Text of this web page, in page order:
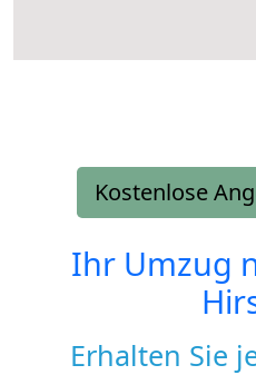
Kostenlose
Ihr Umzug
Erhalten Sie